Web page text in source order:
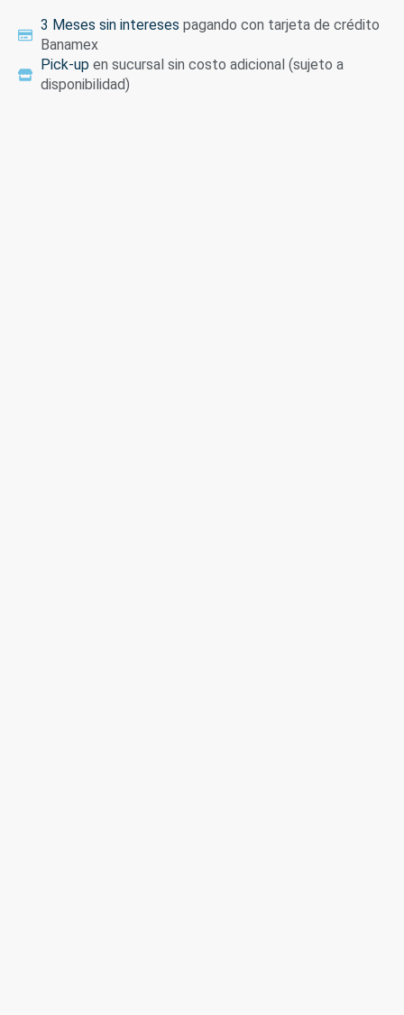
3 Meses sin intereses pagando con tarjeta de crédito
Banamex
Pick-up en sucursal sin costo adicional (sujeto a
disponibilidad)